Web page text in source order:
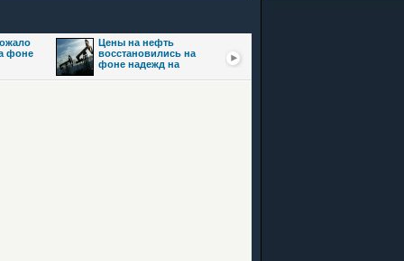
фоне
Цены на нефть
восстановились на
фоне надежд на